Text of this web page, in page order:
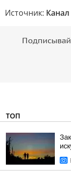
Источник:
ТОП